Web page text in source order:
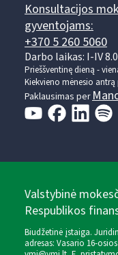
Konsultacijos
gyventojams:
+370 5 260 5060
Darbo laikas: I-IV
Prieššventinę dieną -
Kiekvieno mėnesio antrą
Paklausimas per
Valstybinė
Respublikos
Biudžetinė įstaiga.
adresas: Vasario 16-